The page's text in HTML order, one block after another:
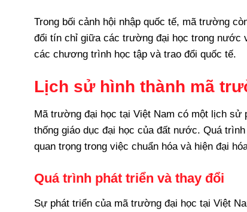
Trong bối cảnh hội nhập quốc tế, mã trường
đổi tín chỉ giữa các trường đại học trong nước
các chương trình học tập và trao đổi quốc tế.
Lịch sử hình thành mã
Mã trường đại học tại Việt Nam có một lịch sử
thống giáo dục đại học của đất nước. Quá
quan trọng trong việc chuẩn hóa và hiện đại
Quá trình phát triển và thay đổi
Sự phát triển của mã trường đại học tại Việt